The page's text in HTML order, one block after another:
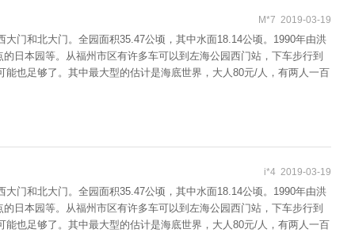
M*7 2019-03-19
门和北大门。全园面积35.47公顷，其中水面18.14公顷。1990年由洪
日本园等。从福州市区有许多车可以到左海公园西门站，下车步行到
也足够了。其中最大型的估计是海底世界，大人80元/人，有两人一百
i*4 2019-03-19
门和北大门。全园面积35.47公顷，其中水面18.14公顷。1990年由洪
日本园等。从福州市区有许多车可以到左海公园西门站，下车步行到
也足够了。其中最大型的估计是海底世界，大人80元/人，有两人一百